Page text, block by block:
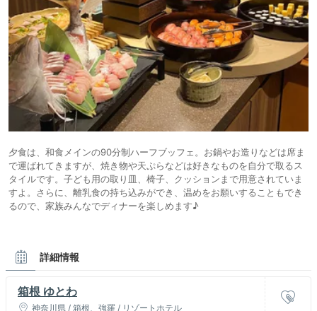
夕食は、和食メインの90分制ハーフブッフェ。お鍋やお造りなどは席ま
で運ばれてきますが、焼き物や天ぷらなどは好きなものを自分で取るス
タイルです。子ども用の取り皿、椅子、クッションまで用意されていま
すよ。さらに、離乳食の持ち込みができ、温めをお願いすることもでき
るので、家族みんなでディナーを楽しめます♪
詳細情報
箱根 ゆとわ
神奈川県 / 箱根、強羅 / リゾートホテル